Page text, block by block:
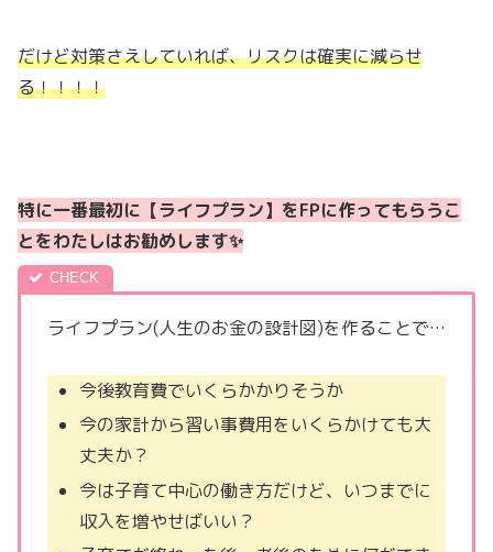
だけど対策さえしていれば、リスクは確実に減らせ
る！！！！
特に一番最初に【ライフプラン】をFPに作ってもらうこ
とをわたしはお勧めします✨
ライフプラン(人生のお金の設計図)を作ることで…
今後教育費でいくらかかりそうか
今の家計から習い事費用をいくらかけても大
丈夫か？
今は子育て中心の働き方だけど、いつまでに
収入を増やせばいい？